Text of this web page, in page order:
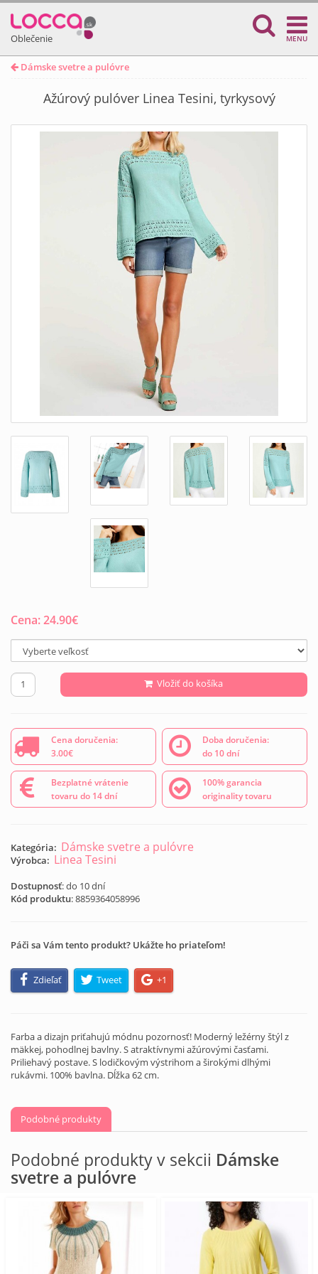
Oblečenie MENU
Dámske svetre a pulóvre
Ažúrový pulóver Linea Tesini, tyrkysový
Cena:24.90€
Vložiť do košíka
Cena doručenia:
3.00€
Doba doručenia:
do 10 dní
Bezplatné vrátenie
tovaru do 14 dní
100% garancia
originality tovaru
Kategória: Dámske svetre a pulóvre
Výrobca: Linea Tesini
Dostupnosť: do 10 dní
Kód produktu:8859364058996
Páči sa Vám tento produkt? Ukážte ho priateľom!
Zdieľať Tweet +1
Farba a dizajn priťahujú módnu pozornosť! Moderný ležérny štýl z
mäkkej, pohodlnej bavlny. S atraktívnymi ažúrovými časťami.
Priliehavý postave. S lodičkovým výstrihom a širokými dlhými
rukávmi. 100% bavlna. Dĺžka 62 cm.
Podobné produkty
Podobné produkty v sekcii Dámske
svetre a pulóvre